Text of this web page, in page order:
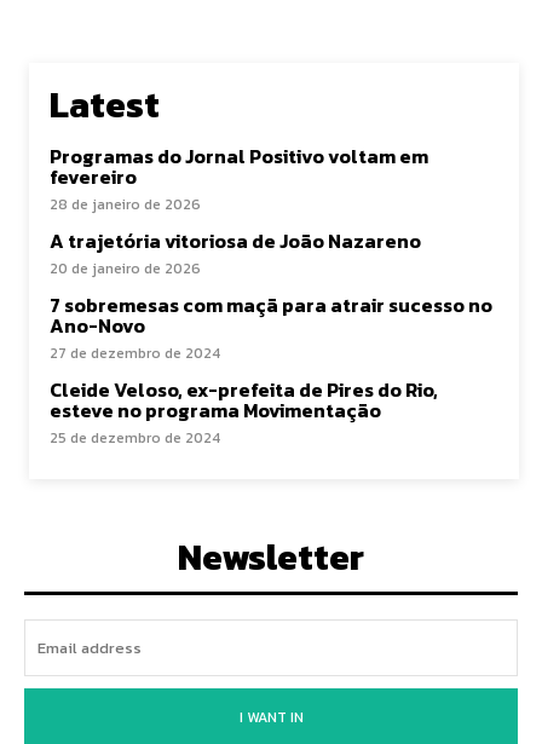
Latest
Programas do Jornal Positivo voltam em
fevereiro
28 de janeiro de 2026
A trajetória vitoriosa de João Nazareno
20 de janeiro de 2026
7 sobremesas com maçã para atrair sucesso no
Ano-Novo
27 de dezembro de 2024
Cleide Veloso, ex-prefeita de Pires do Rio,
esteve no programa Movimentação
25 de dezembro de 2024
Newsletter
I WANT IN